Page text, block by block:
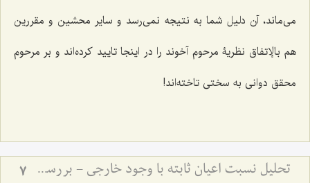
می‌ماند، آن دلیل شما به نتیجه نمی‌رسد و سایر محشین و مقررین
هم بالإتفاق نظریۀ مرحوم آخوند را در اینجا تایید کرده‌اند و بر مرحوم
محقق دوانی به سختی تاخته‌اند!
تحلیل نسبت اعیان ثابته با وجود خارجی - بررسی تطبیقی دیدگاه محقق دوانی و آخوند ملاصدرا 7